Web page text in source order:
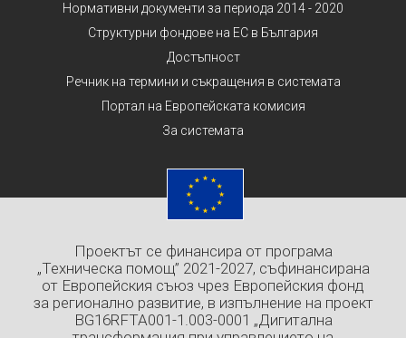
Нормативни документи за периода 2014 - 2020
Структурни фондове на ЕС в България
Достъпност
Речник на термини и съкращения в системата
Портал на Европейската комисия
За системата
Проектът се финансира от програма
„Техническа помощ” 2021-2027, съфинансирана
от Европейския съюз чрез Европейския фонд
за регионално развитие, в изпълнение на проект
BG16RFTA001-1.003-0001 „Дигитална